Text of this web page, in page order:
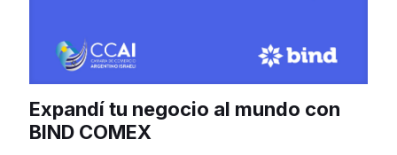
Expandí tu negocio al mundo con
BIND COMEX